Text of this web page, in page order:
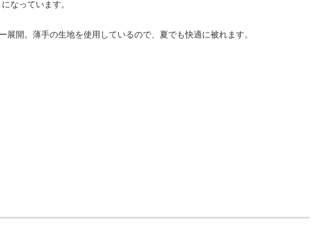
なっています。
開。薄手の生地を使用しているので、夏でも快適に被れます。